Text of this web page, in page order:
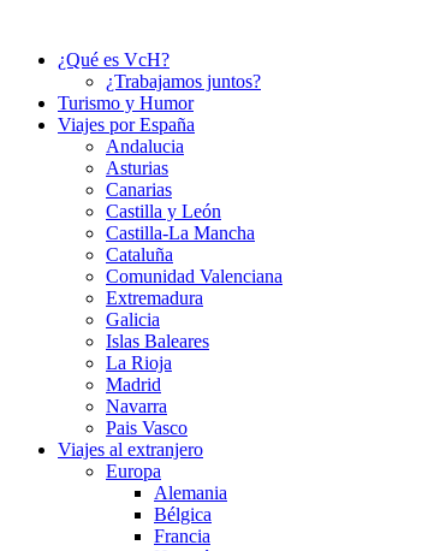
¿Qué es VcH?
¿Trabajamos juntos?
Turismo y Humor
Viajes por España
Andalucia
Asturias
Canarias
Castilla y León
Castilla-La Mancha
Cataluña
Comunidad Valenciana
Extremadura
Galicia
Islas Baleares
La Rioja
Madrid
Navarra
Pais Vasco
Viajes al extranjero
Europa
Alemania
Bélgica
Francia